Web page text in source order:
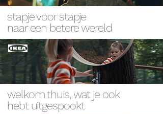
stapje voor stapje
naar een betere wereld
welkom thuis, wat je ook
hebt uitgespookt